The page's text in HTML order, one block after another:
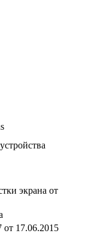
экрана от
17.06.2015